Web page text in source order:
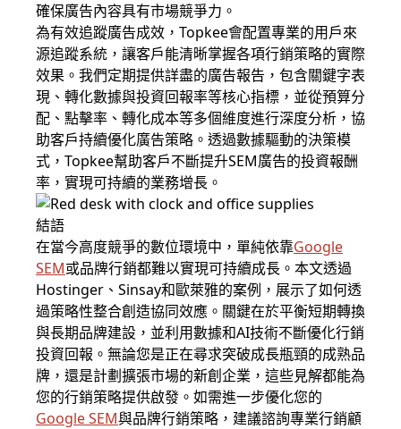
確保廣告內容具有市場競爭力。
為有效追蹤廣告成效，Topkee會配置專業的用戶來
源追蹤系統，讓客戶能清晰掌握各項行銷策略的實際
效果。我們定期提供詳盡的廣告報告，包含關鍵字表
現、轉化數據與投資回報率等核心指標，並從預算分
配、點擊率、轉化成本等多個維度進行深度分析，協
助客戶持續優化廣告策略。透過數據驅動的決策模
式，Topkee幫助客戶不斷提升SEM廣告的投資報酬
率，實現可持續的業務增長。
結語
在當今高度競爭的數位環境中，單純依靠Google
SEM或品牌行銷都難以實現可持續成長。本文透過
Hostinger、Sinsay和歐萊雅的案例，展示了如何透
過策略性整合創造協同效應。關鍵在於平衡短期轉換
與長期品牌建設，並利用數據和AI技術不斷優化行銷
投資回報。無論您是正在尋求突破成長瓶頸的成熟品
牌，還是計劃擴張市場的新創企業，這些見解都能為
您的行銷策略提供啟發。如需進一步優化您的
Google SEM與品牌行銷策略，建議諮詢專業行銷顧